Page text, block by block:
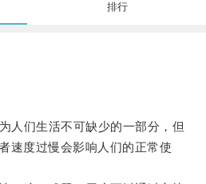
排行
们生活不可缺少的一部分，但
速度过慢会影响人们的正常使